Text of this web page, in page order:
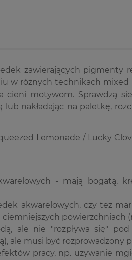
zawierających pigmenty
w różnych technikach mixed
cieni motywom. Sprawdzą
nakładając na paletkę,
Lemonade / Lucky
- mają bogatą,
akwarelowych, czy też
powierzchniach
ale nie "rozpływa się"
ale musi być
pracy, np. używanie